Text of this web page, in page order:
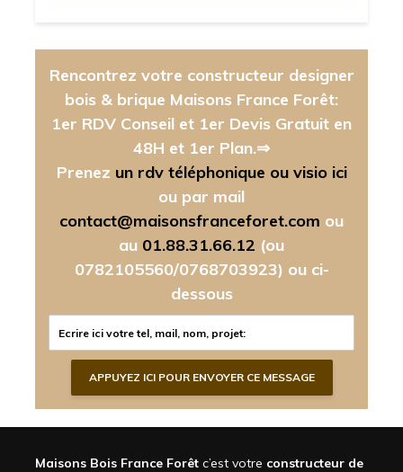
Rencontrez votre constructeur designer
bois & brique Maisons France Forêt:
1er RDV Conseil et 1er Devis Gratuit en
48H et 1er Plan.⇒
Prenez un rdv téléphonique ou visio ici
ou par mail
contact@maisonsfranceforet.com ou
au 01.88.31.66.12 (ou
0782105560/0768703923) ou ci-
dessous
Maisons Bois France Forêt c’est votre constructeur de